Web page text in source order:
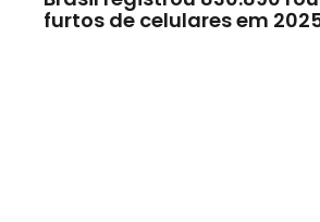
furtos de celulares em